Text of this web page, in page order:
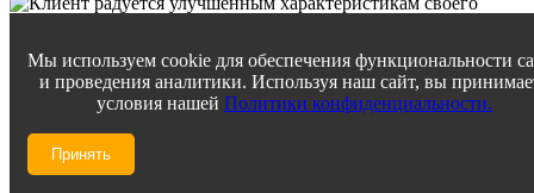
Константин В.
Ремонт глушителя был выполнен на удивление быстро, а
Мы используем cookie для обеспечения функциональности
и проведения аналитики. Используя наш сайт, вы
условия нашей Политики конфиденциальности.
Принять